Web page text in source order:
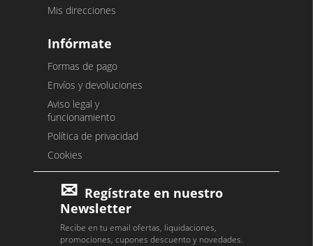
Mis direcciones
Infórmate
Formas de pago
Envíos y devoluciones
Aviso legal y
funcionamiento
Política de privacidad
Cookies
Regístrate en nuestro
Newsletter
Recibe en tu email ofertas, liquidaciones,
promociones, cupones descuento y novedades.